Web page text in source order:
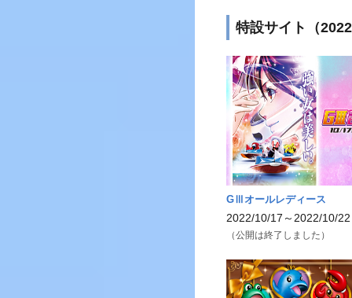
特設サイト（
GⅢオールレディース
2022/10/17～2022/10/22
（公開は終了しました）